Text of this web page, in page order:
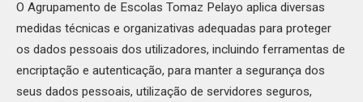
O Agrupamento de Escolas Tomaz Pelayo aplica diversas
medidas técnicas e organizativas adequadas para proteger
os dados pessoais dos utilizadores, incluindo ferramentas de
encriptação e autenticação, para manter a segurança dos
seus dados pessoais, utilização de servidores seguros,